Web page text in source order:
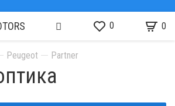
0 0
Peugeot Partner